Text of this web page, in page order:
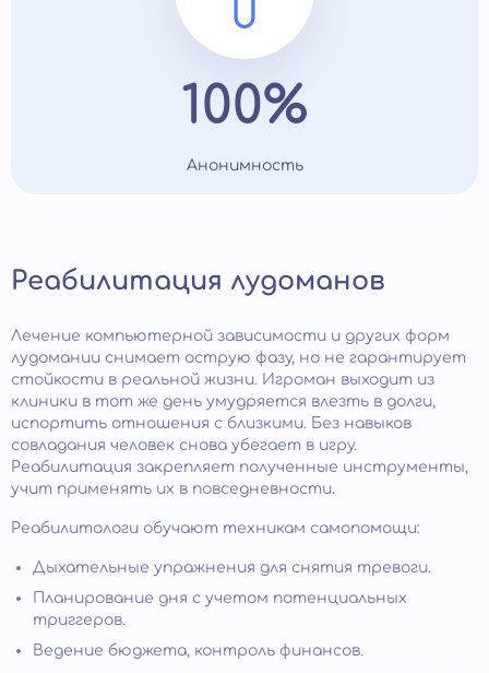
100%
Анонимность
Реабилитация лудоманов
Лечение компьютерной зависимости и других форм
лудомании снимает острую фазу, но не гарантирует
стойкости в реальной жизни. Игроман выходит из
клиники в тот же день умудряется влезть в долги,
испортить отношения с близкими. Без навыков
совладания человек снова убегает в игру.
Реабилитация закрепляет полученные инструменты,
учит применять их в повседневности.
Реабилитологи обучают техникам самопомощи:
Дыхательные упражнения для снятия тревоги.
Планирование дня с учетом потенциальных
триггеров.
Ведение бюджета, контроль финансов.